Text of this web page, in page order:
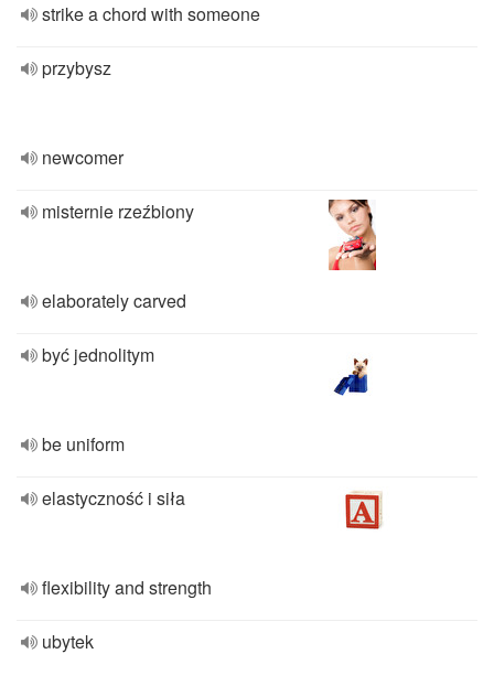
strike a chord with someone
przybysz
newcomer
misternie rzeźbiony
elaborately carved
być jednolitym
be uniform
elastyczność i siła
flexibility and strength
ubytek